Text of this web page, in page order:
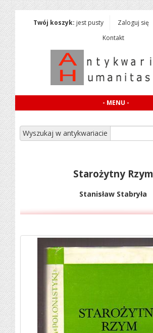
Twój koszyk: jest pusty Zaloguj się
Kontakt
- MENU -
Wyszukaj w antykwariacie
Starożytny Rzym
Stanisław Stabryła